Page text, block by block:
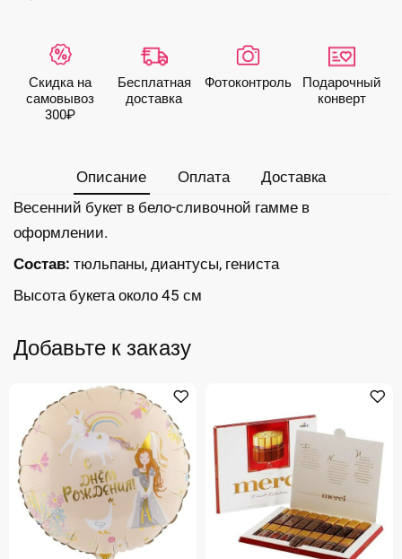
Скидка на
самовывоз
300₽
Бесплатная
доставка
Фото­контроль
Подарочный
конверт
Описание Оплата
Доставка
Весенний букет в бело-сливочной гамме в
оформлении.
Состав: тюльпаны, диантусы, гениста
Высота букета около 45 см
Добавьте к заказу